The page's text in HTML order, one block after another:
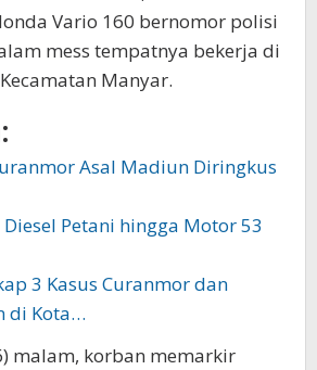
Vario 160 bernomor polisi
mess tempatnya bekerja di
Kecamatan Manyar.
Asal Madiun Diringkus
Petani hingga Motor 53
3 Kasus Curanmor dan
di Kota…
malam, korban memarkir